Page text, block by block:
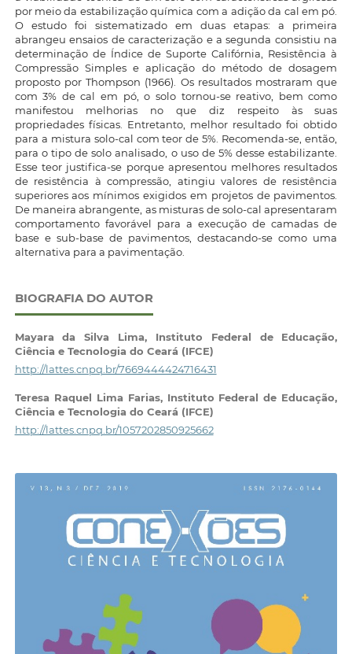
por meio da estabilização química com a adição da cal em pó.
O estudo foi sistematizado em duas etapas: a primeira
abrangeu ensaios de caracterização e a segunda consistiu na
determinação de Índice de Suporte Califórnia, Resistência à
Compressão Simples e aplicação do método de dosagem
proposto por Thompson (1966). Os resultados mostraram que
com 3% de cal em pó, o solo tornou-se reativo, bem como
manifestou melhorias no que diz respeito às suas
propriedades físicas. Entretanto, melhor resultado foi obtido
para a mistura solo-cal com teor de 5%. Recomenda-se, então,
para o tipo de solo analisado, o uso de 5% desse estabilizante.
Esse teor justifica-se porque apresentou melhores resultados
de resistência à compressão, atingiu valores de resistência
superiores aos mínimos exigidos em projetos de pavimentos.
De maneira abrangente, as misturas de solo-cal apresentaram
comportamento favorável para a execução de camadas de
base e sub-base de pavimentos, destacando-se como uma
alternativa para a pavimentação.
BIOGRAFIA DO AUTOR
Mayara da Silva Lima, Instituto Federal de Educação,
Ciência e Tecnologia do Ceará (IFCE)
http://lattes.cnpq.br/7669444424716431
Teresa Raquel Lima Farias, Instituto Federal de Educação,
Ciência e Tecnologia do Ceará (IFCE)
http://lattes.cnpq.br/1057202850925662